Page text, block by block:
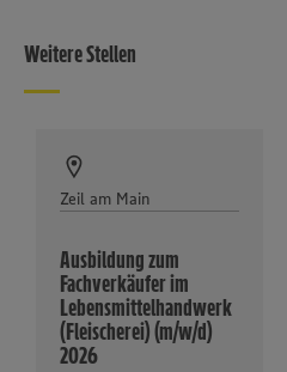
Weitere Stellen
Zeil am Main
Ausbildung zum
Fachverkäufer im
Lebensmittelhandwerk
(Fleischerei) (m/w/d)
2026